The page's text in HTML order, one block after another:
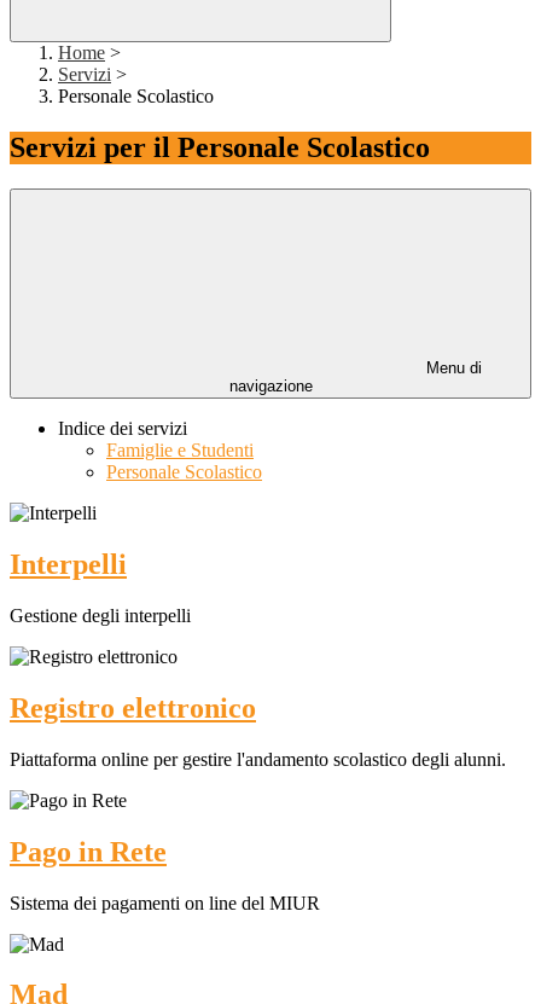
Home >
Servizi >
Personale Scolastico
Servizi per il Personale Scolastico
Menu di
navigazione
Indice dei servizi
Famiglie e Studenti
Personale Scolastico
Interpelli
Gestione degli interpelli
Registro elettronico
Piattaforma online per gestire l'andamento scolastico degli alunni.
Pago in Rete
Sistema dei pagamenti on line del MIUR
Mad